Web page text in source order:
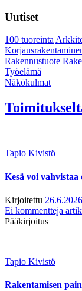
Uutiset
100 tuoreinta
Rakennustuote
Työelämä
Näkökulmat
Tapio Kivistö
Kesä voi
Kirjoitettu 26.6.2026
Ei kommentteja
Pääkirjoitus
Tapio Kivistö
Rakentamisen